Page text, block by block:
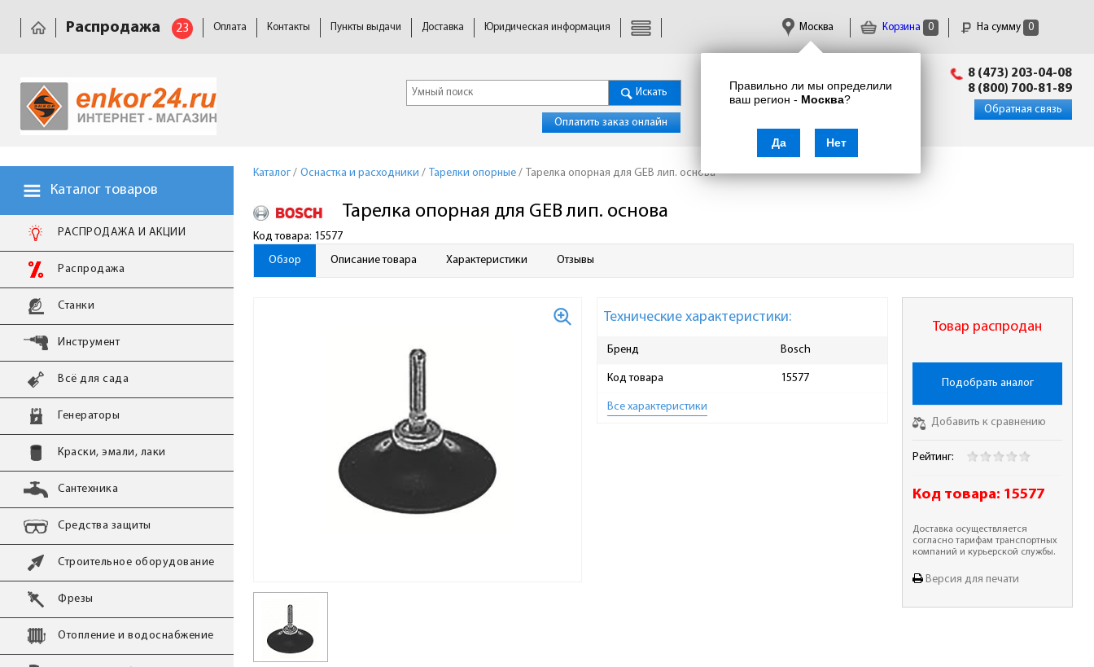
Корзина 0 На сумму 0
Правильно ли мы определили
ваш регион - Москва?
Да Нет
Москва
Распродажа 23 Оплата Контакты Пункты выдачи Доставка Юридическая информация
Искать
Оплатить заказ онлайн
info@enkor24.ru
8 (473) 203-04-08
8 (800) 700-81-89
Обратная связь
Каталог товаров
РАСПРОДАЖА И АКЦИИ
Распродажа
Станки
Инструмент
Всё для сада
Генераторы
Краски, эмали, лаки
Сантехника
Средства защиты
Строительное оборудование
Фрезы
Отопление и водоснабжение
Каталог / Оснастка и расходники / Тарелки опорные / Тарелка опорная для GEB лип. основа
Код товара: 15577
Тарелка опорная для GEB лип. основа
Обзор Описание товара Характеристики Отзывы
Технические характеристики:
Бренд Bosch
Код товара 15577
Все характеристики
Товар распродан
Подобрать аналог
Добавить к сравнению
Рейтинг:
Код товара: 15577
Доставка осуществляется
согласно тарифам транспортных
компаний и курьерской службы.
Версия для печати